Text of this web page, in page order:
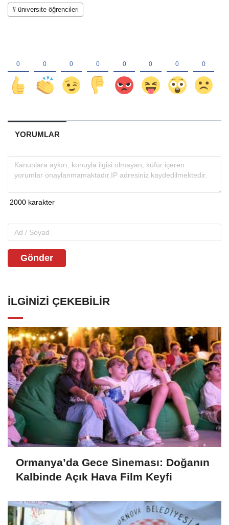
# üniversite öğrencileri
YORUMLAR
Gönder
İLGINIZI ÇEKEBILIR
Ormanya’da Gece Sineması: Doğanın
Kalbinde Açık Hava Film Keyfi